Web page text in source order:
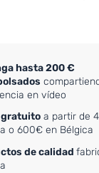
hasta 200 €
en vídeo
gratuito a partir de
o 600€ en Bélgica
de calidad